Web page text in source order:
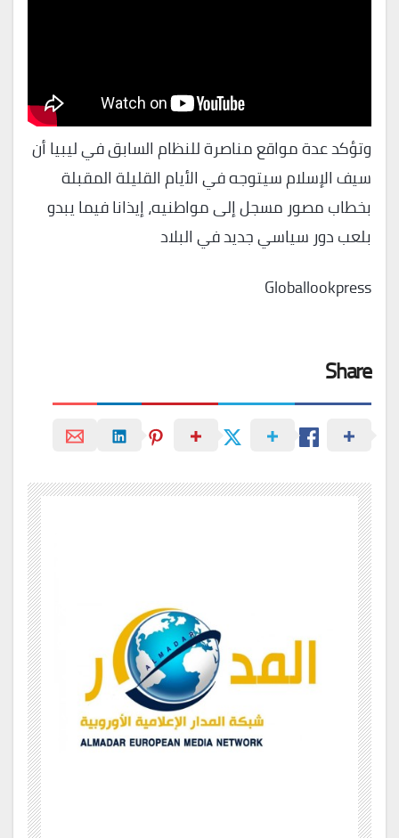
وتؤكد عدة مواقع مناصرة للنظام السابق في ليبيا أن
سيف الإسلام سيتوجه في الأيام القليلة المقبلة
بخطاب مصور مسجل إلى مواطنيه، إيذانا فيما يبدو
بلعب دور سياسي جديد في البلاد
Globallookpress
Share